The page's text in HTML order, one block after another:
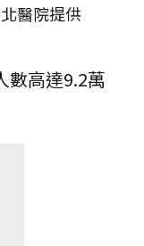
醫院提供
數高達9.2萬